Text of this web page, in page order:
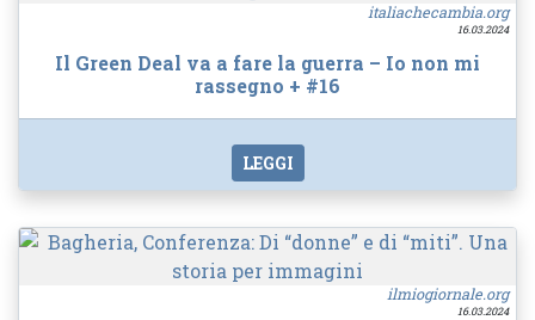
italiachecambia.org
16.03.2024
Il Green Deal va a fare la guerra – Io non mi
rassegno + #16
LEGGI
ilmiogiornale.org
16.03.2024